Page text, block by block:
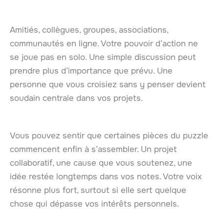
Amitiés, collègues, groupes, associations,
communautés en ligne. Votre pouvoir d’action ne
se joue pas en solo. Une simple discussion peut
prendre plus d’importance que prévu. Une
personne que vous croisiez sans y penser devient
soudain centrale dans vos projets.
Vous pouvez sentir que certaines pièces du puzzle
commencent enfin à s’assembler. Un projet
collaboratif, une cause que vous soutenez, une
idée restée longtemps dans vos notes. Votre voix
résonne plus fort, surtout si elle sert quelque
chose qui dépasse vos intérêts personnels.